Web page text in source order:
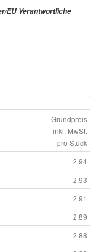
EU Verantwortliche
Grundpreis
inkl. MwSt.
pro Stück
2.94
2.93
2.91
2.89
2.88